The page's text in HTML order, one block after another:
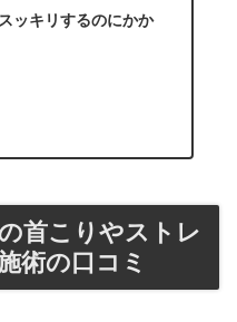
ッキリするのにかか
首こりやストレ
術の口コミ